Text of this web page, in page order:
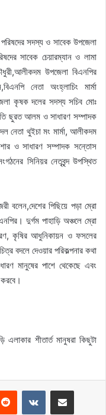
পরিষদের সদস্য ও সাবেক উপজেলা
সাবেক চেয়ারম্যান ও লামা
উপজেলা বিএনপির
নেতা অংহ্লাচিং মার্মা
কৃষক দলের সদস্য সচিব মোঃ
ছুরত আলম ও সাধারণ সম্পাদক
থুইচা মং মার্মা, আলীকদম
ও সাধারণ সম্পাদক সন্তোস
সিনিয়র নেতৃবৃন্দ উপস্থিত
বলেন,দেশের পিছিয়ে পড়া ম্রো
দুর্গম পাহাড়ি অঞ্চলে ম্রো
কৃষির আধুনিকায়ন ও ফসলের
বদলে দেওয়ার পরিকল্পনার কথা
মানুষের পাশে থেকেছে এবং
এলাকার শীতার্ত মানুষরা কিছুটা
Reddit VKontakteShare via Email